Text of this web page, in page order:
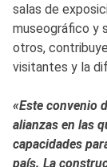
salas de
museográfico y
otros,
visitantes y la
«Este convenio
alianzas en las
capacidades
país. La